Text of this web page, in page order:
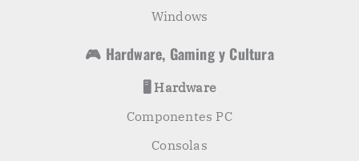
Windows
🎮 Hardware, Gaming y Cultura
🖥️ Hardware
Componentes PC
Consolas